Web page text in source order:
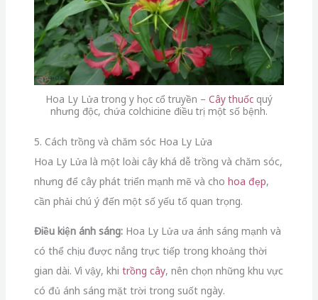
Hoa Ly Lửa trong y học cổ truyền – Cây thuốc quý
nhưng độc, chứa colchicine điều trị một số bệnh.
5. Cách trồng và chăm sóc Hoa Ly Lửa
Hoa Ly Lửa là một loài cây khá dễ trồng và chăm sóc,
nhưng để cây phát triển mạnh mẽ và cho hoa đẹp,
cần phải chú ý đến một số yếu tố quan trọng.
Điều kiện ánh sáng:Hoa Ly Lửa ưa ánh sáng mạnh và
có thể chịu được nắng trực tiếp trong khoảng thời
gian dài. Vì vậy, khi trồng cây, nên chọn những khu vực
có đủ ánh sáng mặt trời trong suốt ngày.